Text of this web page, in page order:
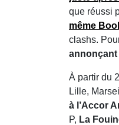
que réussi
même
clashs.
annonçant
À partir du
Lille,
à l’Accor
P, La